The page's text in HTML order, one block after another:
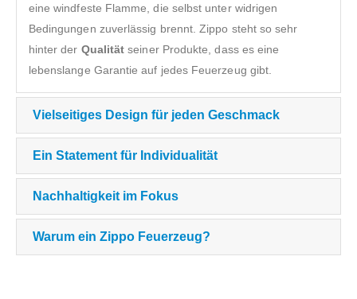
eine windfeste Flamme, die selbst unter widrigen
Bedingungen zuverlässig brennt. Zippo steht so sehr
hinter der Qualität seiner Produkte, dass es eine
lebenslange Garantie auf jedes Feuerzeug gibt.
Vielseitiges Design für jeden Geschmack
Ein Statement für Individualität
Nachhaltigkeit im Fokus
Warum ein Zippo Feuerzeug?